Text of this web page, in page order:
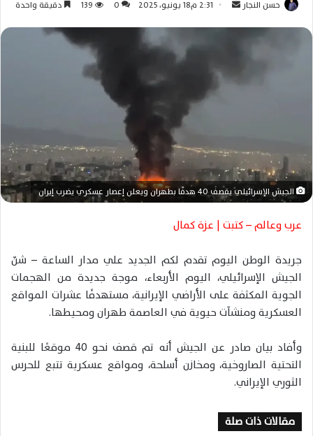
حسن النجار
إ
ل
ك
ت
ر
ن
ي
2:31 م18 يونيو، 2025 0
139 دقيقة واحدة
الجيش الإسرائيلي يقصف 40 هدفًا بطهران ويعلن إعصار عسكري يضرب إيران
عرب وعالم – كتبت | عزة كمال
جريدة الوطن اليوم تقدم لكم الجديد علي مدار الساعة – شنّ
الجيش الإسرائيلي، اليوم الأربعاء، موجة جديدة من الهجمات
الجوية المكثفة على الأراضي الإيرانية، مستهدفًا عشرات المواقع
العسكرية ومنشآت حيوية في العاصمة طهران ومحيطها.
وأفاد بيان صادر عن الجيش أنه تم قصف نحو 40 موقعًا للبنية
التحتية الصاروخية، ومخازن أسلحة، ومواقع عسكرية تتبع للحرس
الثوري الإيراني.
مقالات ذات صلة